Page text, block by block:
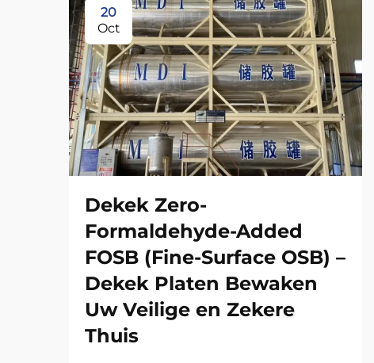
20
Oct
Dekek Zero-
Formaldehyde-Added
FOSB (Fine-Surface OSB) –
Dekek Platen Bewaken
Uw Veilige en Zekere
Thuis